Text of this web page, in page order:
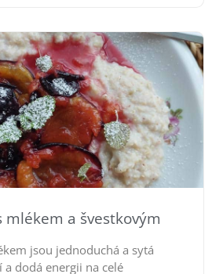
mlékem a švestkovým
jsou jednoduchá a sytá
a dodá energii na celé